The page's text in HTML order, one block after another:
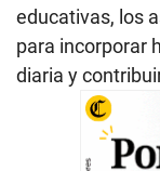
educativas, los
para incorporar
diaria y